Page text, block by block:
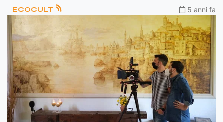
ECOCULT 5 anni fa